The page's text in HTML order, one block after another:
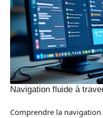
Navigation fluide à
Comprendre la